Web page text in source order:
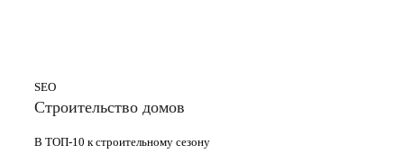
SEO
Строительство домов
В ТОП-10 к строительному сезону